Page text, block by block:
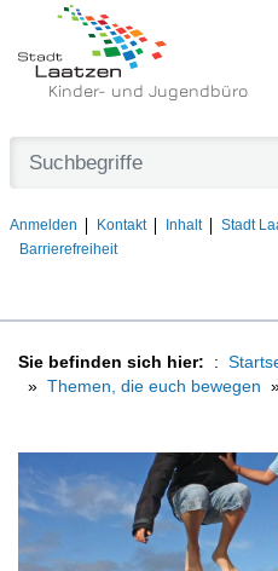
Kinder- und Jugendbüro
Anmelden Kontakt Inhalt Stadt
Barrierefreiheit
Sie befinden sich hier:
Themen, die euch bewegen